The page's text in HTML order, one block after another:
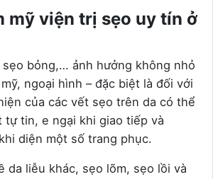
mỹ viện trị sẹo uy tín ở
sẹo bỏng,… ảnh hưởng không nhỏ
ngoại hình – đặc biệt là đối với
của các vết sẹo trên da có thể
tự tin, e ngại khi giao tiếp và
diện một số trang phục.
da liễu khác, sẹo lõm, sẹo lồi và